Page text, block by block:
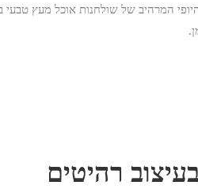
המרהיב של שולחנות אוכל מעץ טבעי
רהיטים